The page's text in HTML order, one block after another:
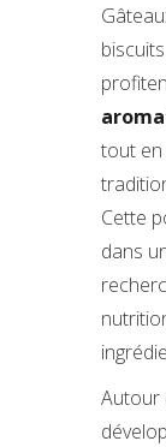
tout en
Cette
dans
Autour